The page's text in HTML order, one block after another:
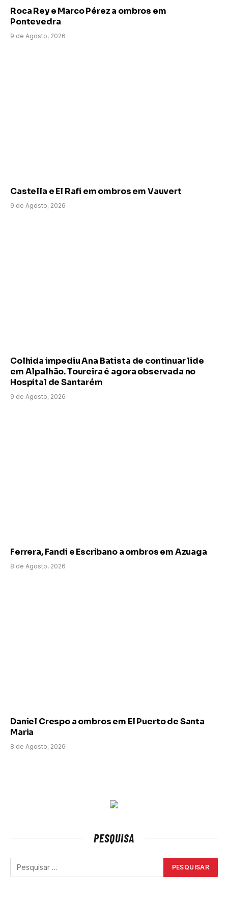
Roca Rey e Marco Pérez a ombros em
Pontevedra
9 de Agosto, 2026
Castella e El Rafi em ombros em Vauvert
9 de Agosto, 2026
Colhida impediu Ana Batista de continuar lide
em Alpalhão. Toureira é agora observada no
Hospital de Santarém
9 de Agosto, 2026
Ferrera, Fandi e Escribano a ombros em Azuaga
8 de Agosto, 2026
Daniel Crespo a ombros em El Puerto de Santa
Maria
8 de Agosto, 2026
PESQUISA